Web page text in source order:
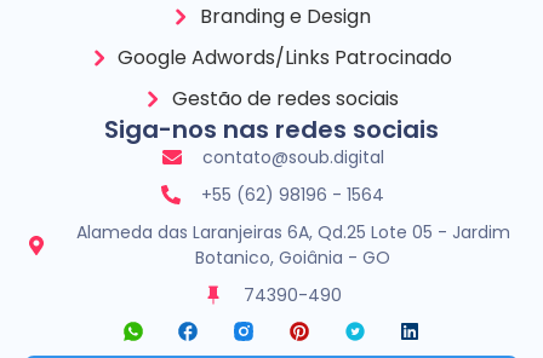
Siga-nos nas redes sociais
contato@soub.digital
+55 (62) 98196 - 1564
Alameda das Laranjeiras 6A, Qd.25 Lote 05 - Jardim
Botanico, Goiânia - GO
74390-490
Branding e Design
Google Adwords/Links Patrocinado
Gestão de redes sociais